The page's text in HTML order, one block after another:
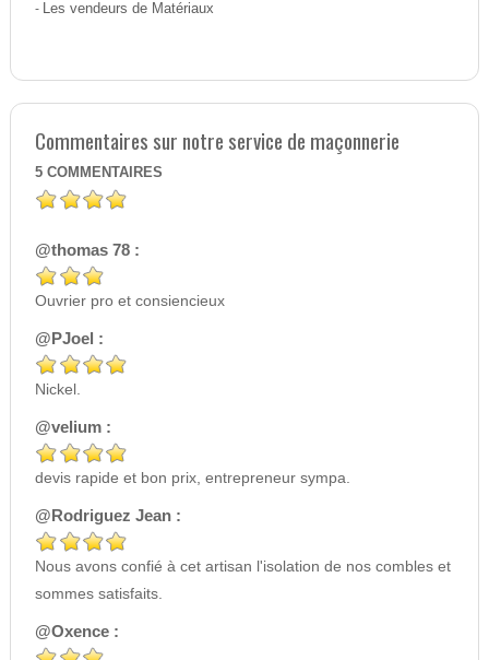
- Les vendeurs de Matériaux
Commentaires sur notre service de maçonnerie
5 COMMENTAIRES
@thomas 78 :
Ouvrier pro et consiencieux
@PJoel :
Nickel.
@velium :
devis rapide et bon prix, entrepreneur sympa.
@Rodriguez Jean :
Nous avons confié à cet artisan l'isolation de nos combles et
sommes satisfaits.
@Oxence :